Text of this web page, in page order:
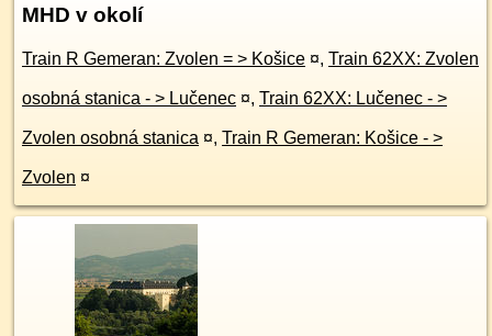
MHD v okolí
Train R Gemeran: Zvolen = > Košice ¤, Train 62XX: Zvolen
osobná stanica - > Lučenec ¤, Train 62XX: Lučenec - >
Zvolen osobná stanica ¤, Train R Gemeran: Košice - >
Zvolen ¤